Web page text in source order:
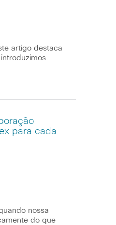
artigo destaca
para cada
nossa
do que